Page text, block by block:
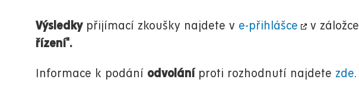
Výsledky přijímací zkoušky najdete v e-přihlášce v záložce
řízení".
Informace k podání odvolání proti rozhodnutí najdete zde.